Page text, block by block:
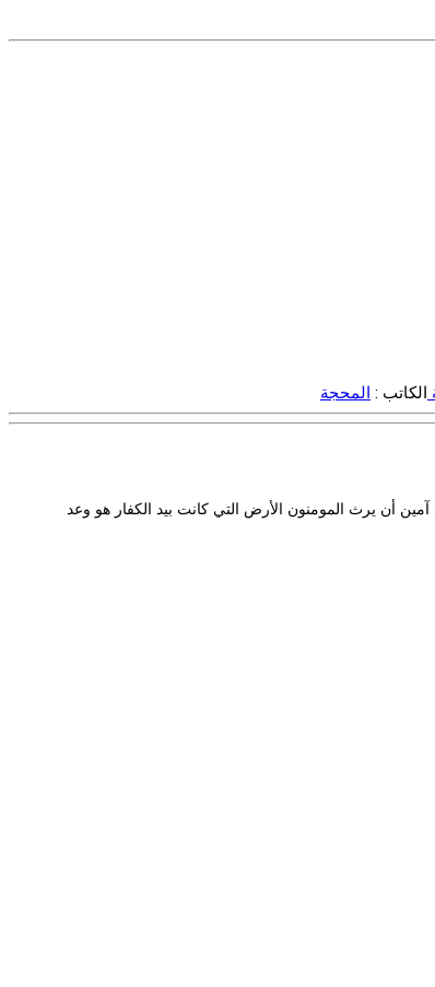
أن يرث المومنون الأرض التي كانت بيد الكفار هو وعد
الكاتب : المحجة